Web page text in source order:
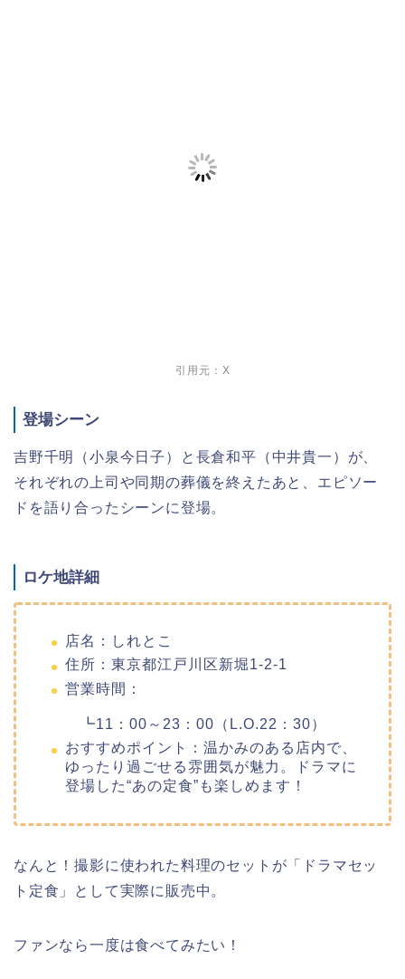
引用元：X
登場シーン
吉野千明（小泉今日子）と長倉和平（中井貴一）が、
それぞれの上司や同期の葬儀を終えたあと、エピソー
ドを語り合ったシーンに登場。
ロケ地詳細
店名：しれとこ
住所：東京都江戸川区新堀1-2-1
営業時間：
┗11：00～23：00（L.O.22：30）
おすすめポイント：温かみのある店内で、
ゆったり過ごせる雰囲気が魅力。ドラマに
登場した“あの定食”も楽しめます！
なんと！撮影に使われた料理のセットが「ドラマセッ
ト定食」として実際に販売中。
ファンなら一度は食べてみたい！